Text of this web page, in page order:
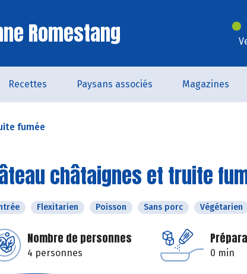
Romestang
Recettes Paysans associés Magazines
fumée
châtaignes et truite
Flexitarien Poisson Sans porc Végétarien
Nombre de personnes
4 personnes 0 min